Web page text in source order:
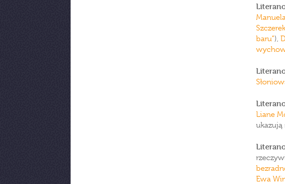
Szczerek
baru”),
Liane
Ewa